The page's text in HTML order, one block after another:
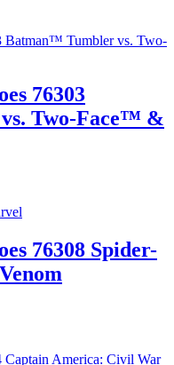
76303
Two-Face™ &
76308 Spider-